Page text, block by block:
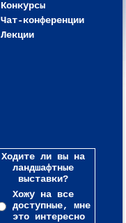
Конкурсы
Чат-конференции
Лекции
Ходите ли вы на
ландшафтные
выставки?
Хожу на все
доступные, мне
это интересно